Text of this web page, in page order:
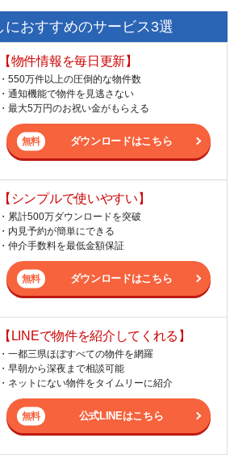
におすすめのサービス3選
【物件情報を毎日更新】
・550万件以上の圧倒的な物件数
・通知機能で物件を見逃さない
・最大5万円のお祝い金がもらえる
ダウンロードはこちら
【シンプルで使いやすい】
・累計500万ダウンロードを突破
・内見予約が簡単にできる
・仲介手数料を最低金額保証
ダウンロードはこちら
【LINEで物件を紹介してくれる】
・一都三県ほぼすべての物件を網羅
・早朝から深夜まで相談可能
・ネットにない物件をタイムリーに紹介
公式LINEはこちら